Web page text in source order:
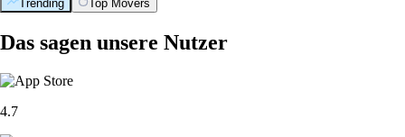
Trending Top Movers
Das sagen unsere Nutzer
4.7